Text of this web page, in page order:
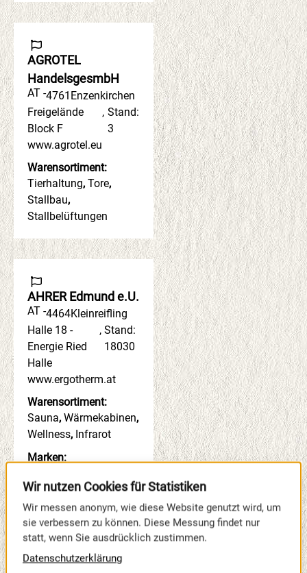
AGROTEL
HandelsgesmbH
AT -4761 Enzenkirchen
Freigelände
Block F
, Stand:
3
www.agrotel.eu
Warensortiment:
Tierhaltung, Tore,
Stallbau,
Stallbelüftungen
AHRER Edmund e.U.
AT -4464Kleinreifling
Halle 18 -
Energie Ried
Halle
, Stand:
18030
www.ergotherm.at
Warensortiment:
Sauna, Wärmekabinen,
Wellness, Infrarot
Marken:
INFRAROTKABINEN
Wir nutzen Cookies für Statistiken
Wir messen anonym, wie diese Website genutzt wird, um
sie verbessern zu können. Diese Messung findet nur
statt, wenn Sie ausdrücklich zustimmen.
Datenschutzerklärung